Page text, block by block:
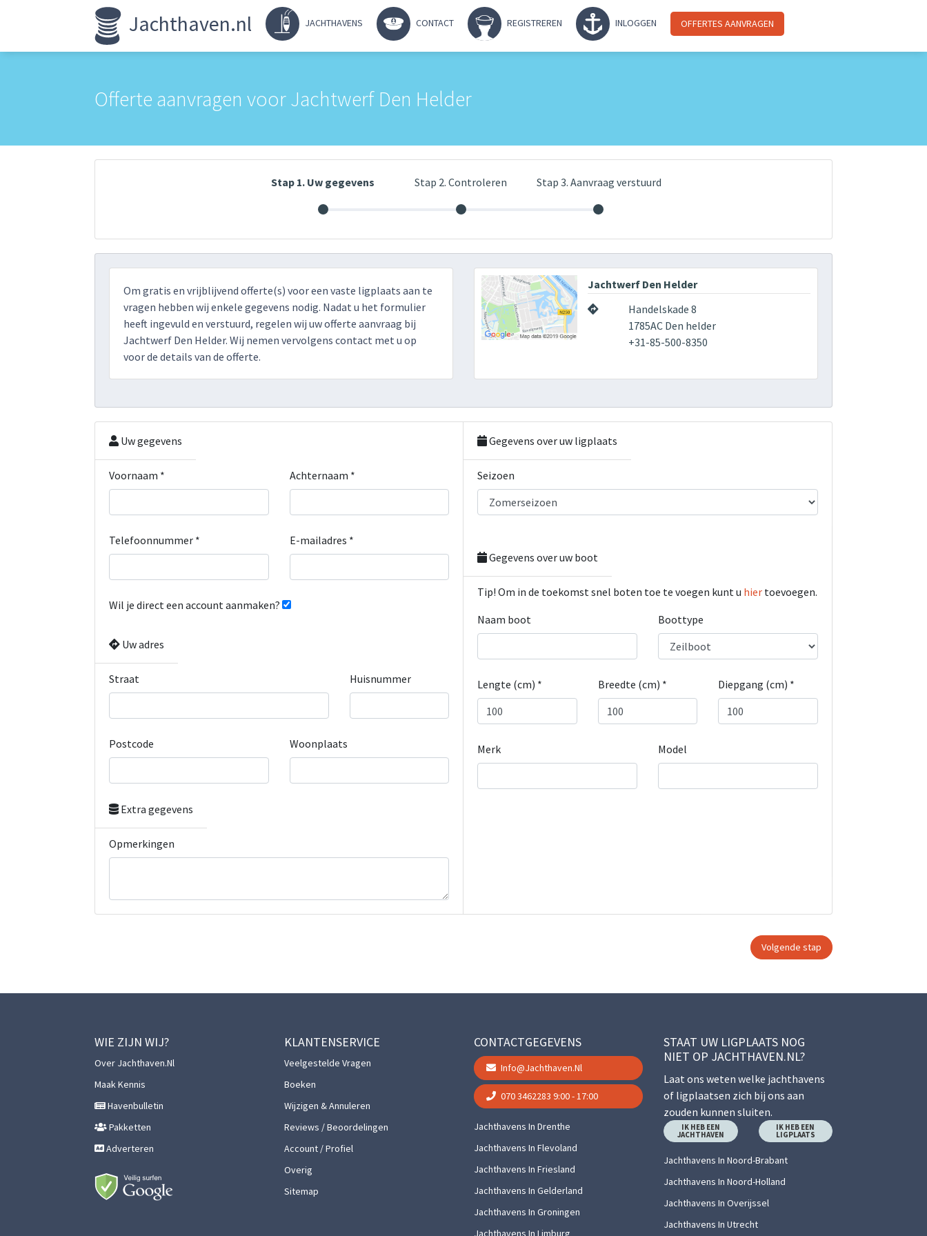
Jachthaven.nl JACHTHAVENS CONTACT REGISTREREN INLOGGEN OFFERTES AANVRAGEN
Offerte aanvragen voor Jachtwerf Den Helder
Stap 1. Uw gegevens Stap 2. Controleren Stap 3. Aanvraag verstuurd
Om gratis en vrijblijvend offerte(s) voor een vaste ligplaats aan te
vragen hebben wij enkele gegevens nodig. Nadat u het formulier
heeft ingevuld en verstuurd, regelen wij uw offerte aanvraag bij
Jachtwerf Den Helder. Wij nemen vervolgens contact met u op
voor de details van de offerte.
Jachtwerf Den Helder
Handelskade 8
1785AC Den helder
+31-85-500-8350
Uw gegevens
Voornaam * Achternaam *
Telefoonnummer * E-mailadres *
Wil je direct een account aanmaken?
Uw adres
Straat Huisnummer
Postcode Woonplaats
Extra gegevens
Opmerkingen
Gegevens over uw ligplaats
Seizoen
Gegevens over uw boot
Tip! Om in de toekomst snel boten toe te voegen kunt u hier toevoegen.
Naam boot
Boottype
Lengte (cm) * Breedte (cm) * Diepgang (cm) *
Merk Model
WIE ZIJN WIJ?
Over Jachthaven.nl
Maak Kennis
Havenbulletin
Pakketten
Adverteren
KLANTENSERVICE
Veelgestelde Vragen
Boeken
Wijzigen & Annuleren
Reviews / Beoordelingen
Account / Profiel
Overig
Sitemap
CONTACTGEGEVENS
Info@jachthaven.nl
070 3462283 9:00 - 17:00
Jachthavens In Drenthe
Jachthavens In Flevoland
Jachthavens In Friesland
Jachthavens In Gelderland
Jachthavens In Groningen
Jachthavens In Limburg
STAAT UW LIGPLAATS NOG
NIET OP JACHTHAVEN.NL?
Laat ons weten welke jachthavens
of ligplaatsen zich bij ons aan
zouden kunnen sluiten.
IK HEB EEN
JACHTHAVEN
IK HEB EEN
LIGPLAATS
Jachthavens In Noord-Brabant
Jachthavens In Noord-Holland
Jachthavens In Overijssel
Jachthavens In Utrecht